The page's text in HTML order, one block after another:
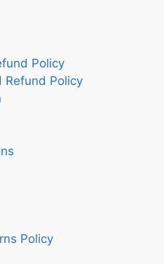
Policy
Refund Policy
Policy